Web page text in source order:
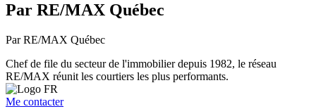
Par RE/MAX Québec
Par RE/MAX Québec
Chef de file du secteur de l'immobilier depuis 1982, le réseau
RE/MAX réunit les courtiers les plus performants.
Me contacter